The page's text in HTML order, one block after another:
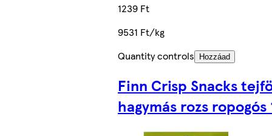
1239 Ft
9531 Ft/kg
Quantity controls
Hozzáad
Finn Crisp Snacks
hagymás rozs ropogós